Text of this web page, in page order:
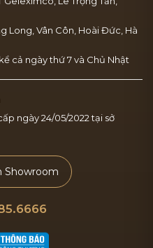
Long, Vân Côn, Hoài Đức, Hà
cả ngày thứ 7 và Chủ Nhật
ngày 24/05/2022 tại sở
Showroom